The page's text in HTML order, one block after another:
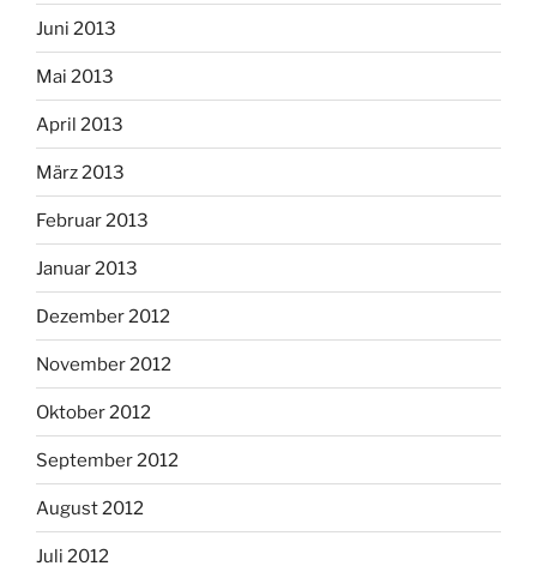
Juni 2013
Mai 2013
April 2013
März 2013
Februar 2013
Januar 2013
Dezember 2012
November 2012
Oktober 2012
September 2012
August 2012
Juli 2012